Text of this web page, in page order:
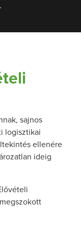
sajnos
logisztikai
ellenére
ideig